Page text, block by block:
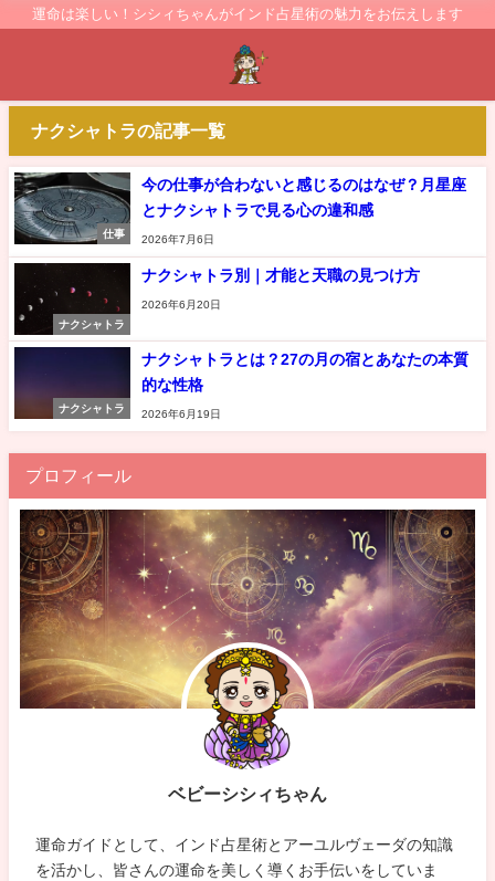
運命は楽しい！シシィちゃんがインド占星術の魅力をお伝えします
ナクシャトラの記事一覧
仕事
今の仕事が合わないと感じるのはなぜ？月星座
とナクシャトラで見る心の違和感
2026年7月6日
ナクシャトラ
ナクシャトラ別｜才能と天職の見つけ方
2026年6月20日
ナクシャトラ
ナクシャトラとは？27の月の宿とあなたの本質
的な性格
2026年6月19日
プロフィール
ベビーシシィちゃん
運命ガイドとして、インド占星術とアーユルヴェーダの知識
を活かし、皆さんの運命を美しく導くお手伝いをしていま